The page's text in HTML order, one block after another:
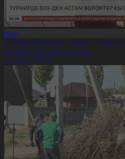
ойындары - 2026»:
қызмет етіп жатыр
20:12